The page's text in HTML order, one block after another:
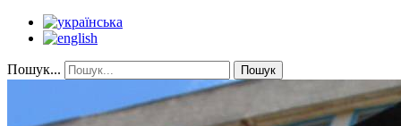
Пошук... Пошук